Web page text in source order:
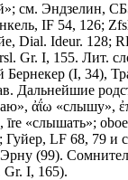
см. Эндзелин,
IF 54, 126;
Dial. Ideur. 128;
Gr. I, 155. Лит.
Бернекер (I, 34),
Дальнейшие
ἀΐω «слышу»,
īrе «слышать»;
LF 68, 79 и
(99).
I, 165).